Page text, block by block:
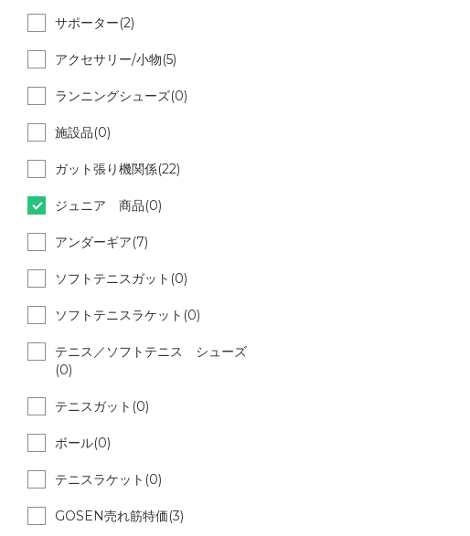
サポーター(2)
アクセサリー/小物(5)
ランニングシューズ(0)
施設品(0)
ガット張り機関係(22)
ジュニア 商品(0)
アンダーギア(7)
ソフトテニスガット(0)
ソフトテニスラケット(0)
テニス／ソフトテニス シューズ
(0)
テニスガット(0)
ボール(0)
テニスラケット(0)
GOSEN売れ筋特価(3)